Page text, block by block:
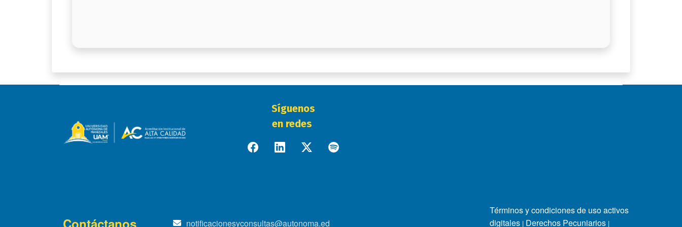
Síguenos
en redes
Contáctanos notificacionesyconsultas@autonoma.ed
Términos y condiciones de uso activos
digitales | Derechos Pecuniarios |